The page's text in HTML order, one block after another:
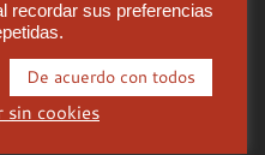
recordar sus preferencias
De acuerdo con todos
sin cookies